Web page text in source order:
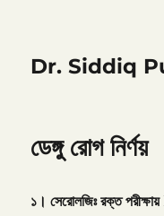
Dr. Siddiq
ডেঙ্গু রোগ নির্ণয়
১। সেরোলজিঃ রক্ত পরীক্ষায়